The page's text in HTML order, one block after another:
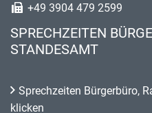
+49 3904 479 2599
SPRECHZEITEN
STANDESAMT
Sprechzeiten Bürgerbüro,
klicken